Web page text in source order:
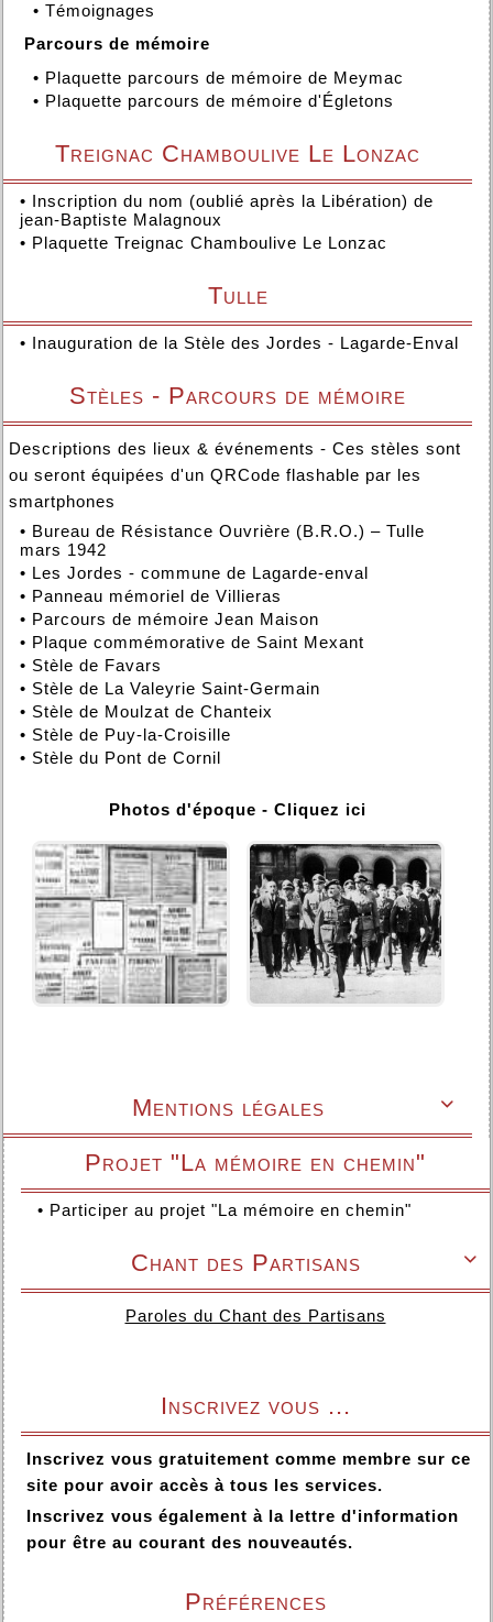
• Témoignages
Parcours de mémoire
• Plaquette parcours de mémoire de Meymac
• Plaquette parcours de mémoire d'Égletons
Treignac Chamboulive Le Lonzac
• Inscription du nom (oublié après la Libération) de
jean-Baptiste Malagnoux
• Plaquette Treignac Chamboulive Le Lonzac
Tulle
• Inauguration de la Stèle des Jordes - Lagarde-Enval
Stèles - Parcours de mémoire
Descriptions des lieux & événements - Ces stèles sont
ou seront équipées d'un QRCode flashable par les
smartphones
• Bureau de Résistance Ouvrière (B.R.O.) – Tulle
mars 1942
• Les Jordes - commune de Lagarde-enval
• Panneau mémoriel de Villieras
• Parcours de mémoire Jean Maison
• Plaque commémorative de Saint Mexant
• Stèle de Favars
• Stèle de La Valeyrie Saint-Germain
• Stèle de Moulzat de Chanteix
• Stèle de Puy-la-Croisille
• Stèle du Pont de Cornil
Photos d'époque - Cliquez ici

Mentions légales
Projet "La mémoire en chemin"
• Participer au projet "La mémoire en chemin"

Chant des Partisans
Paroles du Chant des Partisans
Inscrivez vous ...
Inscrivez vous gratuitement comme membre sur ce
site pour avoir accès à tous les services.
Inscrivez vous également à la lettre d'information
pour être au courant des nouveautés.
Préférences